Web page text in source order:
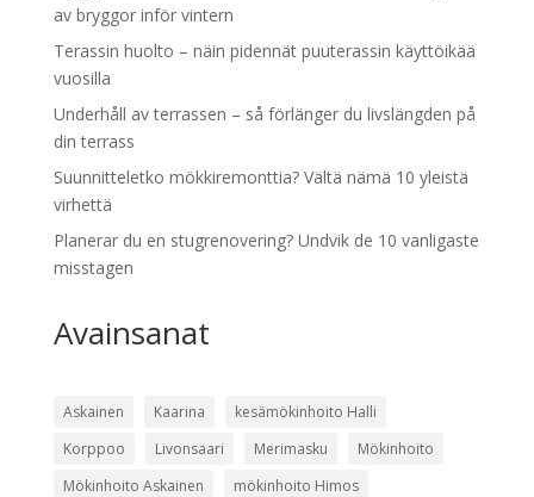
av bryggor inför vintern
Terassin huolto – näin pidennät puuterassin käyttöikää
vuosilla
Underhåll av terrassen – så förlänger du livslängden på
din terrass
Suunnitteletko mökkiremonttia? Vältä nämä 10 yleistä
virhettä
Planerar du en stugrenovering? Undvik de 10 vanligaste
misstagen
Avainsanat
Askainen Kaarina
kesämökinhoito Halli
Korppoo
Livonsaari Merimasku
Mökinhoito
Mökinhoito Askainen
mökinhoito Himos